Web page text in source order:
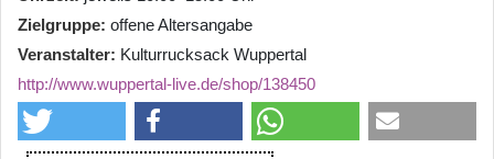
Zielgruppe offene Altersangabe
Veranstalter Kulturrucksack Wuppertal
http://www.wuppertal-live.de/shop/138450